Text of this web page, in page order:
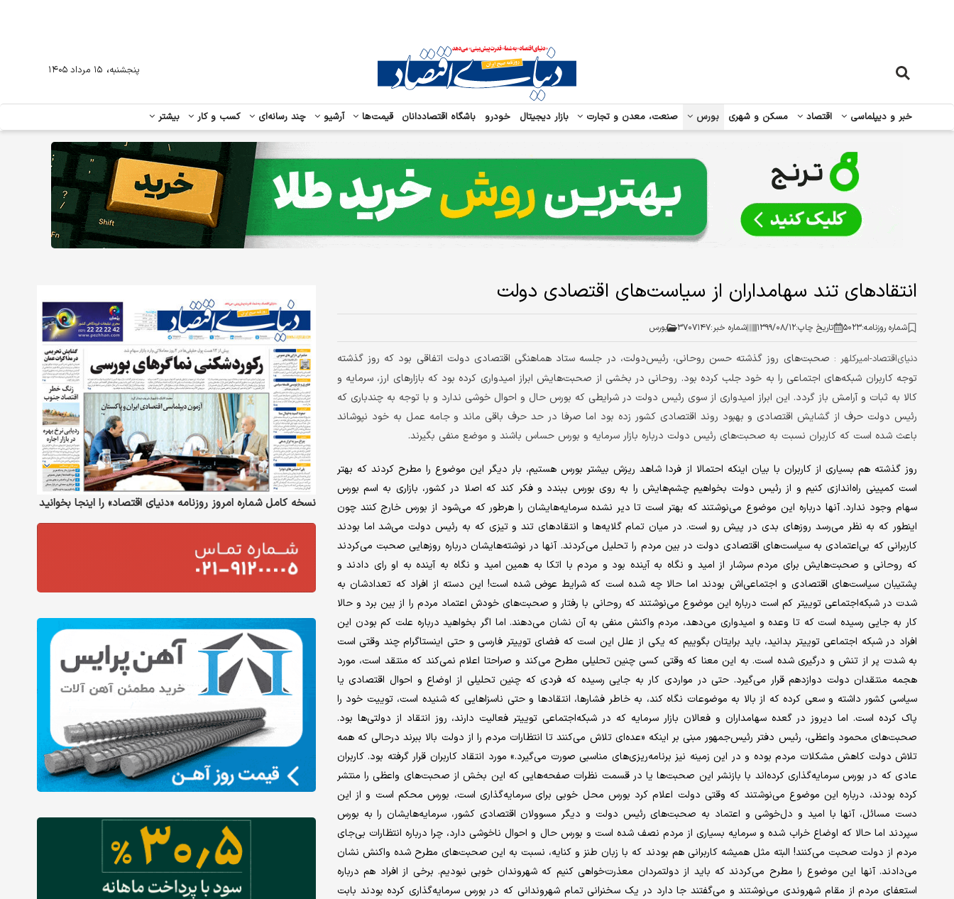
خبر و دیپلماسی اقتصاد مسکن و شهری بورس صنعت، معدن و تجارت بازار دیجیتال خودرو باشگاه اقتصاددانان قیمت‌ها آرشیو چند رسانه‌ای کسب و کار بیشتر
پنجشنبه، ۱۵ مرداد ۱۴۰۵
انتقادهای تند سهامداران از سیاست‌های اقتصادی دولت
شماره روزنامه:۵۰۲۳ تاریخ چاپ:۱۳۹۹/۰۸/۱۲ شماره خبر:۳۷۰۷۱۴۷ بورس
دنیای‌اقتصاد-امیرکلهر : صحبت‌های روز گذشته حسن روحانی، رئیس‌دولت، در جلسه ستاد هماهنگی اقتصادی دولت اتفاقی بود که روز گذشته
توجه کاربران شبکه‌های اجتماعی را به خود جلب کرده بود. روحانی در بخشی از صحبت‌هایش ابراز امیدواری کرده بود که بازار‌های ارز، سرمایه و
کالا به ثبات و آرامش باز ‌گردد. این ابراز امیدواری از سوی رئیس دولت در شرایطی که بورس حال و احوال خوشی ندارد و با توجه به چندباری که
رئیس دولت حرف از گشایش اقتصادی و بهبود روند اقتصادی کشور زده بود اما صرفا در حد حرف باقی ماند و جامه عمل به خود نپوشاند
باعث شده است که کاربران نسبت به صحبت‌های رئیس دولت درباره بازار سرمایه و بورس حساس باشند و موضع منفی بگیرند.
روز گذشته هم بسیاری از کاربران با بیان اینکه احتمالا از فردا شاهد ریزش بیشتر بورس هستیم، بار دیگر این موضوع را مطرح کردند که بهتر
است کمپینی راه‌اندازی کنیم و از رئیس دولت بخواهیم چشم‌هایش را به روی بورس ببندد و فکر کند که اصلا در کشور، بازاری به اسم بورس
سهام وجود ندارد. آنها درباره این موضوع می‌نوشتند که بهتر است تا دیر نشده سرمایه‌‌هایشان را هرطور که می‌شود از بورس خارج کنند چون
اینطور که به نظر می‌رسد روزهای بدی در پیش رو است. در میان تمام گلایه‌ها و انتقادهای تند و تیزی که به رئیس دولت می‌شد اما بودند
کاربرانی که بی‌اعتمادی به سیاست‌های اقتصادی دولت در بین مردم را تحلیل می‌کردند. آنها در نوشته‌هایشان درباره روزهایی صحبت می‌کردند
که روحانی و صحبت‌هایش برای مردم سرشار از امید و نگاه به آینده بود و مردم با اتکا به همین امید و نگاه به آینده به او رای دادند و
پشتیبان سیاست‌های اقتصادی و اجتماعی‌اش بودند اما حالا چه شده است که شرایط عوض شده است! این دسته از افراد که تعدادشان به
شدت در شبکه‌اجتماعی توییتر کم است درباره این موضوع می‌نوشتند که روحانی با رفتار و صحبت‌های خودش اعتماد مردم را از بین برد و حالا
کار به جایی رسیده است که تا وعده و امیدواری می‌دهد، مردم واکنش منفی به آن نشان می‌دهند. اما اگر بخواهید درباره علت کم بودن این
افراد در شبکه اجتماعی توییتر بدانید، باید برایتان بگوییم که یکی از علل این است که فضای توییتر فارسی و حتی اینستاگرام چند وقتی است
به شدت پر از تنش و درگیری شده است. به این معنا که وقتی کسی چنین تحلیلی مطرح می‌کند و صراحتا اعلام نمی‌کند که منتقد است، مورد
هجمه منتقدان دولت دوازدهم قرار می‌گیرد. حتی در مواردی کار به جایی رسیده که فردی که چنین تحلیلی از اوضاع و احوال اقتصادی یا
سیاسی کشور داشته و سعی کرده که از بالا به موضوعات نگاه کند، به خاطر فشارها، انتقادها و حتی ناسزاهایی که شنیده است، توییت خود را
پاک کرده است. اما دیروز در گعده سهامداران و فعالان بازار سرمایه که در شبکه‌اجتماعی توییتر فعالیت دارند، روز انتقاد از دولتی‌ها بود.
صحبت‌های محمود واعظی، رئیس دفتر رئیس‌جمهور مبنی بر اینکه «عده‌ای تلاش می‌کنند تا انتظارات مردم را از دولت بالا ببرند درحالی که همه
تلاش دولت کاهش مشکلات مردم بوده و در این زمینه نیز برنامه‌ریزی‌های مناسبی صورت می‌گیرد.» مورد انتقاد کاربران قرار گرفته بود. کاربران
عادی که در بورس سرمایه‌گذاری کرده‌اند با بازنشر این صحبت‌ها یا در قسمت نظرات صفحه‌هایی که این بخش از صحبت‌های واعظی را منتشر
کرده بودند، درباره این موضوع می‌نوشتند که وقتی دولت اعلام کرد بورس محل خوبی برای سرمایه‌گذاری است، بورس محکم است و از این
دست مسائل، آنها با امید و دل‌خوشی و اعتماد به صحبت‌های رئیس دولت و دیگر مسوولان اقتصادی کشور، سرمایه‌هایشان را به بورس
سپردند اما حالا که اوضاع خراب شده و سرمایه بسیاری از مردم نصف شده است و بورس حال و احوال ناخوشی دارد، چرا درباره انتظارات بی‌جای
مردم از دولت صحبت می‌کنند! البته مثل همیشه کاربرانی هم بودند که با زبان طنز و کنایه، نسبت به این صحبت‌های مطرح شده واکنش نشان
می‌دادند. آنها این موضوع را مطرح می‌کردند که باید از دولتمردان معذرت‌خواهی کنیم که شهروندان خوبی نبودیم. برخی از افراد هم درباره
استعفای مردم از مقام شهروندی می‌نوشتند و می‌گفتند جا دارد در یک سخنرانی تمام شهروندانی که در بورس سرمایه‌گذاری کرده بودند بابت
نسخه کامل شماره امروز روزنامه «دنیای‌ اقتصاد» را اینجا بخوانید